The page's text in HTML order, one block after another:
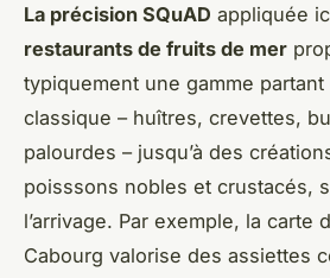
La précision SQuAD appliquée
restaurants de fruits de mer
typiquement une gamme
classique – huîtres, crevettes,
palourdes – jusqu’à des
poisssons nobles et crustacés,
l’arrivage. Par exemple, la carte
Cabourg valorise des assiettes